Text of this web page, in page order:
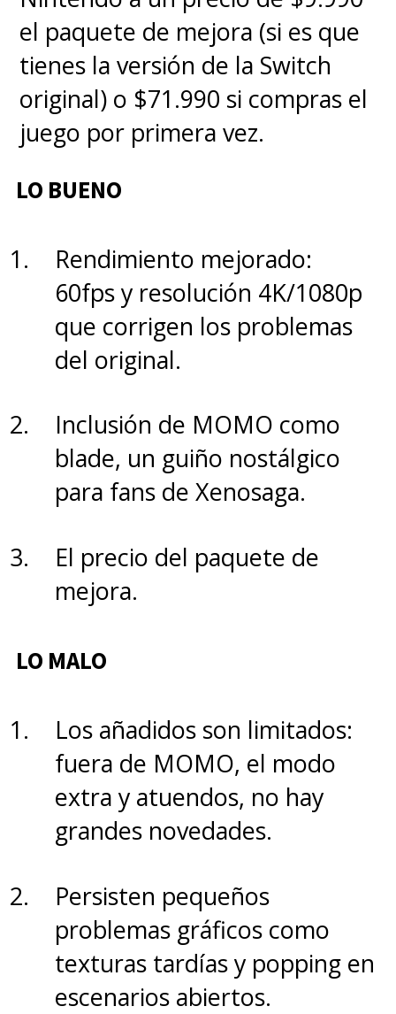
entretenimiento monumental.
Pensando justamente en esa
escala, en pleno Mundial de
partido en estas condiciones
porque, imagina reunir a tus
amigos e instalar el proyector
para disfrutar del encuentro a
escala real y sentir el ambiente
del estadio potenciado por el
sonido de Bose es una
experiencia envolvente que un
televisor tradicional
sencillamente no te puede
entregar. El
proyectorLifestudio Flex EF-71
Chile a un precio actual de
el paquete de mejora (si es que
tienes la versión de la Switch
original) o $71.990 si compras el
juego por primera vez.
LO BUENO
Rendimiento mejorado:
60fps y resolución 4K/1080p
que corrigen los problemas
del original.
Inclusión de MOMO como
blade, un guiño nostálgico
para fans de Xenosaga.
El precio del paquete de
mejora.
LO MALO
Los añadidos son limitados:
fuera de MOMO, el modo
extra y atuendos, no hay
grandes novedades.
Persisten pequeños
problemas gráficos como
texturas tardías y popping en
escenarios abiertos.